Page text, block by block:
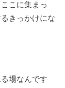
こに集まっ
きっかけにな
場なんです